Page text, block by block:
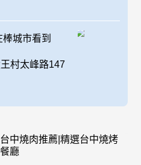
城市看到
村太峰路147
台中燒肉推薦|精選台中燒烤
餐廳